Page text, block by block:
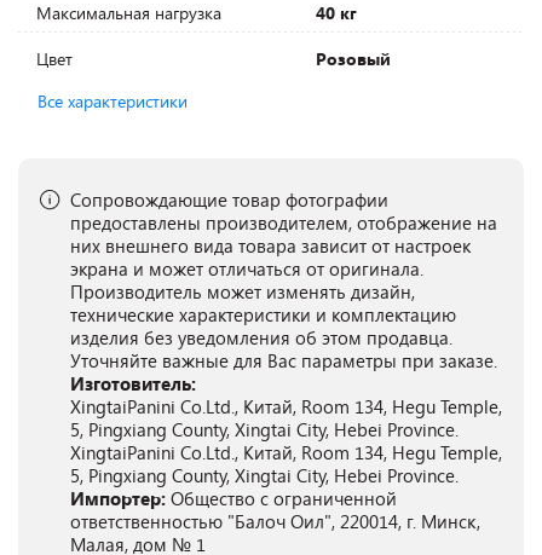
Максимальная нагрузка
40 кг
Цвет
Розовый
Все характеристики
Сопровождающие товар фотографии
предоставлены производителем, отображение на
них внешнего вида товара зависит от настроек
экрана и может отличаться от оригинала.
Производитель может изменять дизайн,
технические характеристики и комплектацию
изделия без уведомления об этом продавца.
Уточняйте важные для Вас параметры при заказе.
Изготовитель:
XingtaiPanini Co.Ltd., Китай, Room 134, Hegu Temple,
5, Pingxiang County, Xingtai City, Hebei Province.
XingtaiPanini Co.Ltd., Китай, Room 134, Hegu Temple,
5, Pingxiang County, Xingtai City, Hebei Province.
Импортер: Общество с ограниченной
ответственностью "Балоч Оил", 220014, г. Минск,
Малая, дом № 1